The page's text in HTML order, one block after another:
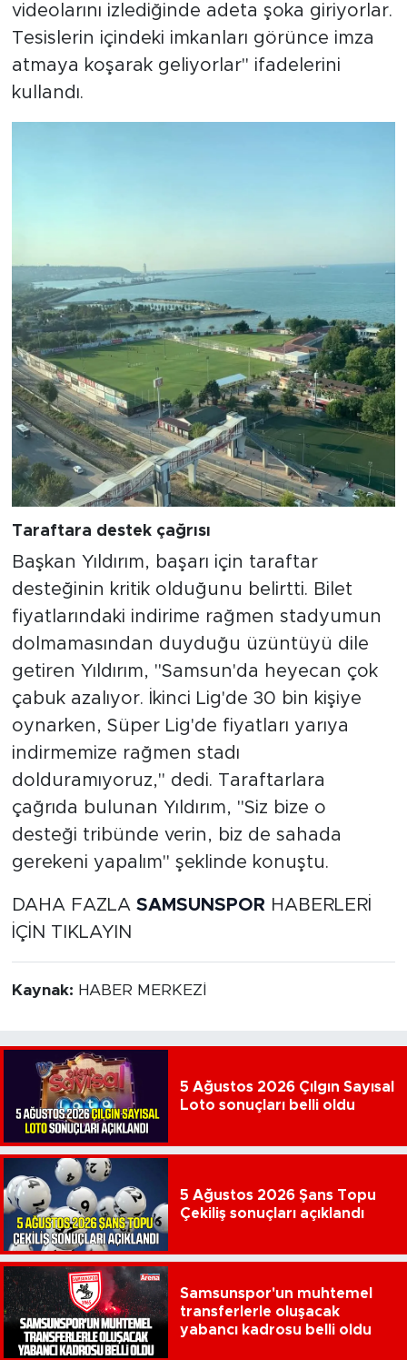
videolarını izlediğinde adeta şoka giriyorlar.
Tesislerin içindeki imkanları görünce imza
atmaya koşarak geliyorlar" ifadelerini
kullandı.
Taraftara destek çağrısı
Başkan Yıldırım, başarı için taraftar
desteğinin kritik olduğunu belirtti. Bilet
fiyatlarındaki indirime rağmen stadyumun
dolmamasından duyduğu üzüntüyü dile
getiren Yıldırım, "Samsun'da heyecan çok
çabuk azalıyor. İkinci Lig'de 30 bin kişiye
oynarken, Süper Lig'de fiyatları yarıya
indirmemize rağmen stadı
dolduramıyoruz," dedi. Taraftarlara
çağrıda bulunan Yıldırım, "Siz bize o
desteği tribünde verin, biz de sahada
gerekeni yapalım" şeklinde konuştu.
DAHA FAZLASAMSUNSPOR HABERLERİ
İÇİN TIKLAYIN
Kaynak: HABER MERKEZİ
5 Ağustos 2026 Çılgın Sayısal
Loto sonuçları belli oldu
5 Ağustos 2026 Şans Topu
Çekiliş sonuçları açıklandı
Samsunspor'un muhtemel
transferlerle oluşacak
yabancı kadrosu belli oldu